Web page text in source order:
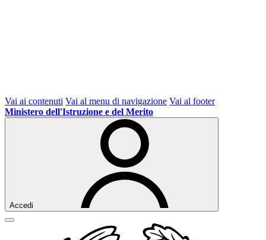
Vai ai contenuti Vai al menu di navigazione Vai al footer
Ministero dell'Istruzione e del Merito
Accedi